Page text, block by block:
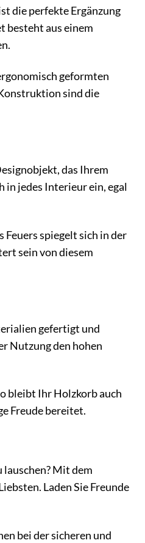
die perfekte Ergänzung
besteht aus einem
geformten
sind die
das Ihrem
in jedes Interieur ein, egal
spiegelt sich in der
sein von diesem
gefertigt und
Nutzung den hohen
bleibt Ihr Holzkorb auch
Freude bereitet.
lauschen? Mit dem
Laden Sie Freunde
bei der sicheren und